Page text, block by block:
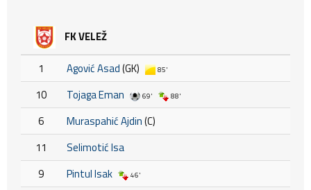
FK VELEŽ
1 Agović Asad(GK) 85'
10 Tojaga Eman 69' 88'
6 Muraspahić Ajdin(C)
11
Selimotić Isa
9
Pintul Isak 46'